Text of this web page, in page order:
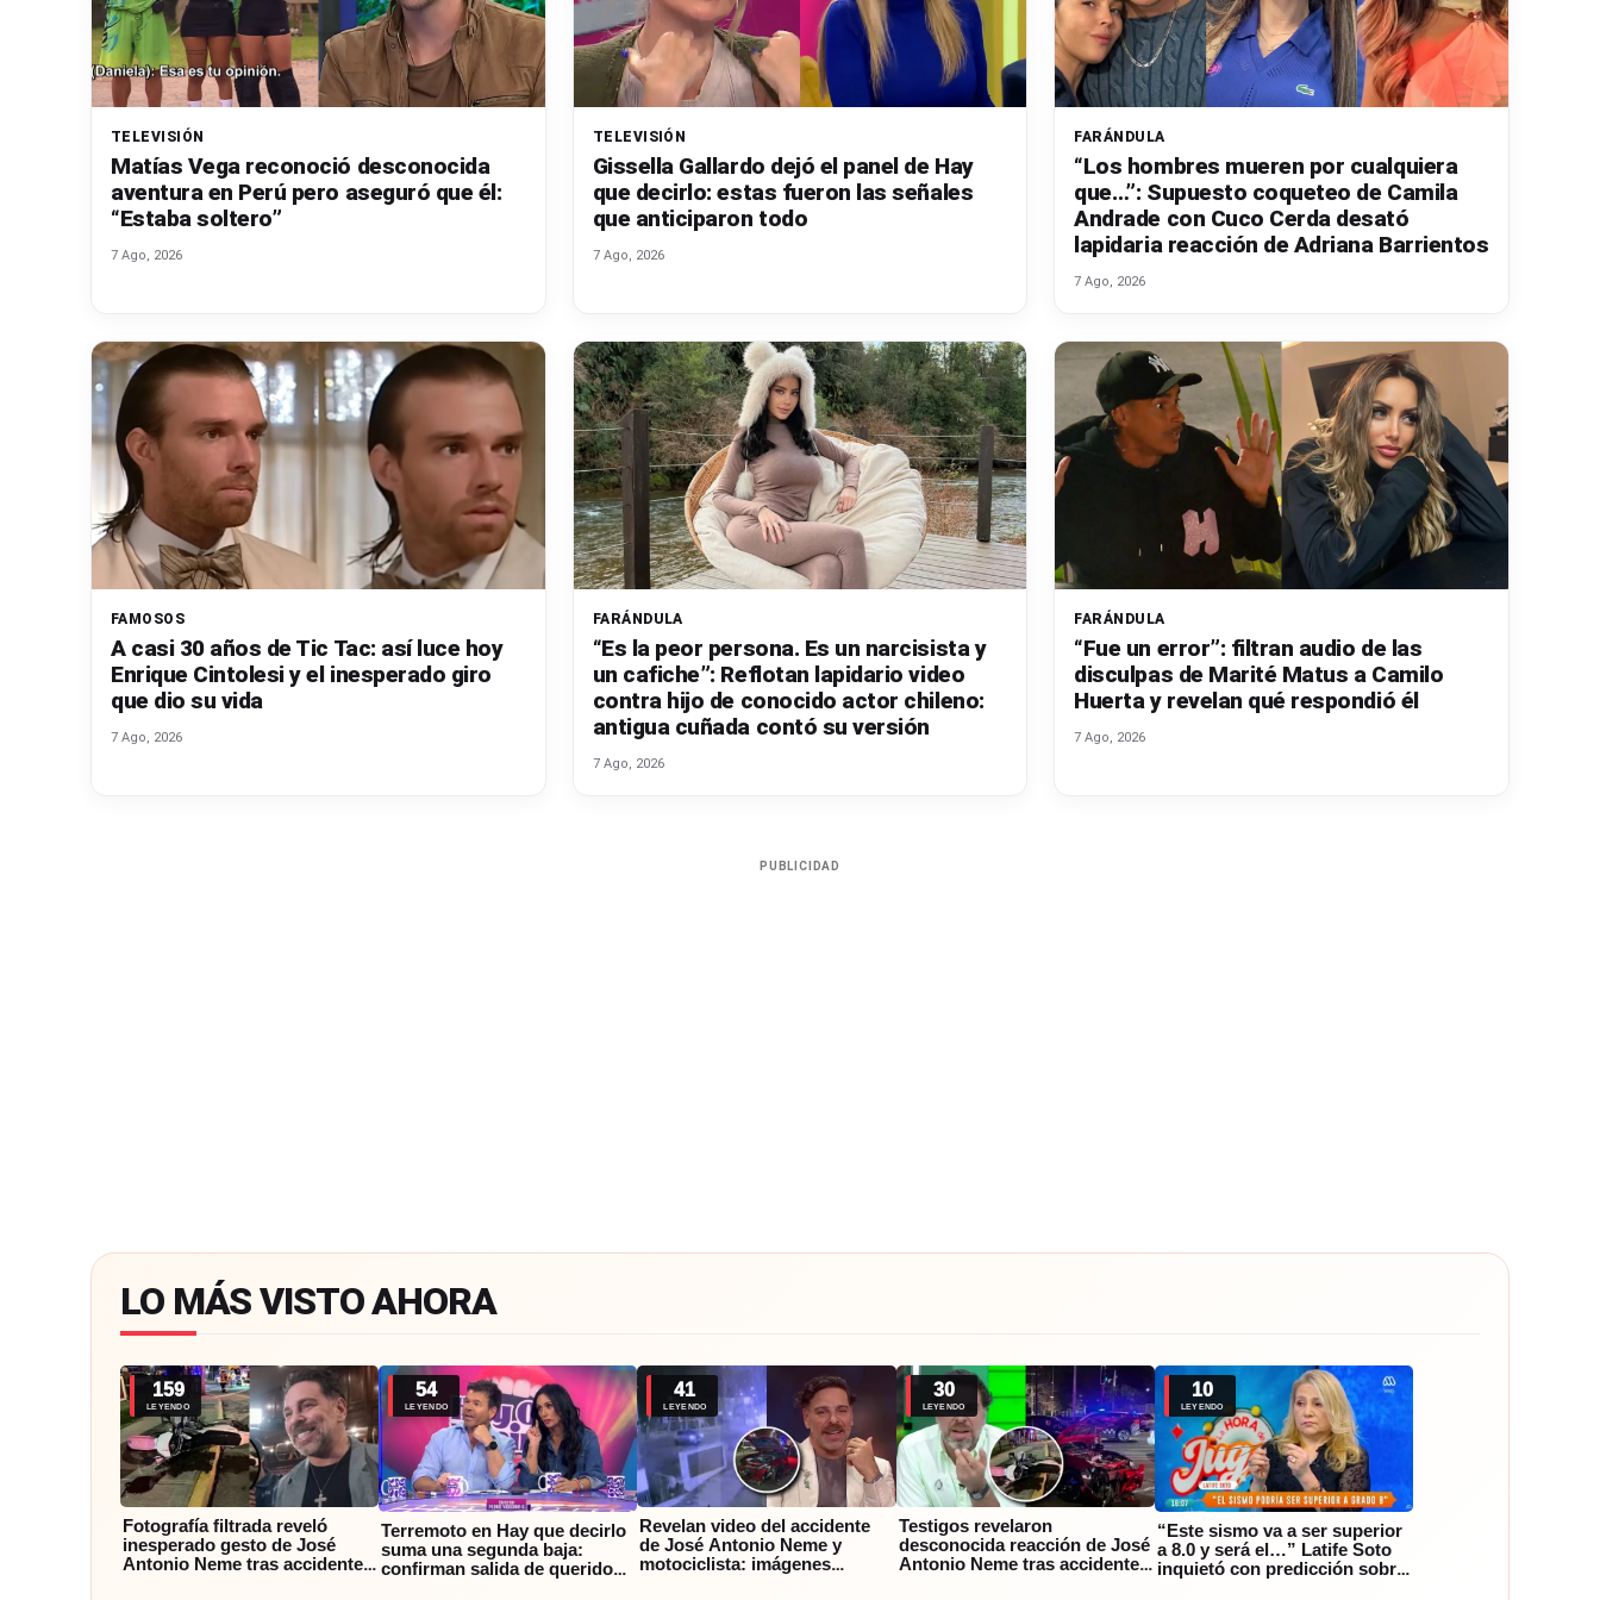
TELEVISIÓN
Matías Vega reconoció desconocida
aventura en Perú pero aseguró que él:
“Estaba soltero”
7 Ago, 2026
TELEVISIÓN
Gissella Gallardo dejó el panel de Hay
que decirlo: estas fueron las señales
que anticiparon todo
7 Ago, 2026
FARÁNDULA
“Los hombres mueren por cualquiera
que…”: Supuesto coqueteo de Camila
Andrade con Cuco Cerda desató
lapidaria reacción de Adriana Barrientos
7 Ago, 2026
FAMOSOS
A casi 30 años de Tic Tac: así luce hoy
Enrique Cintolesi y el inesperado giro
que dio su vida
7 Ago, 2026
FARÁNDULA
“Es la peor persona. Es un narcisista y
un cafiche”: Reflotan lapidario video
contra hijo de conocido actor chileno:
antigua cuñada contó su versión
7 Ago, 2026
FARÁNDULA
“Fue un error”: filtran audio de las
disculpas de Marité Matus a Camilo
Huerta y revelan qué respondió él
7 Ago, 2026
PUBLICIDAD
LO MÁS VISTO AHORA
159
LEYENDO
Fotografía filtrada reveló
inesperado gesto de José
Antonio Neme tras accidente
54
LEYENDO
Terremoto en Hay que decirlo
suma una segunda baja:
confirman salida de querido
41
LEYENDO
Revelan video del accidente
de José Antonio Neme y
motociclista: imágenes
30
LEYENDO
Testigos revelaron
desconocida reacción de José
Antonio Neme tras accidente:
10
LEYENDO
“Este sismo va a ser superior
a 8.0 y será el…” Latife Soto
inquietó con predicción sobre